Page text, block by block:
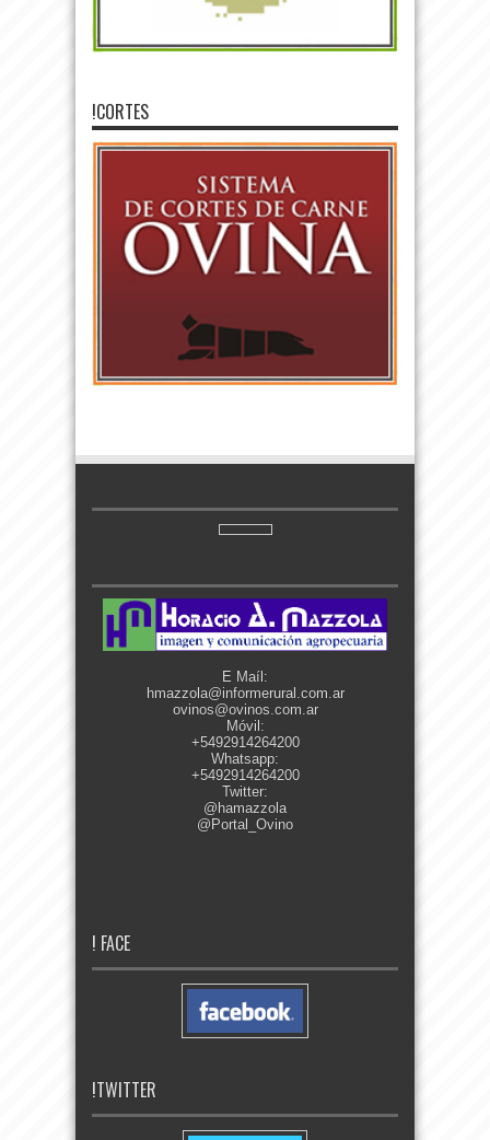
!CORTES
E Maíl:
hmazzola@informerural.com.ar
ovinos@ovinos.com.ar
Móvil:
+5492914264200
Whatsapp:
+5492914264200
Twitter:
@hamazzola
@Portal_Ovino
! FACE
!TWITTER